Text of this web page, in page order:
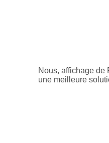
Nous, affichage de
une meilleure